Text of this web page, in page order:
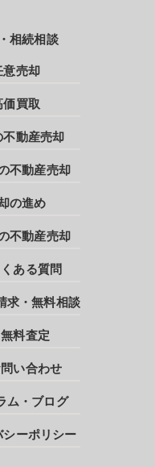
相続相談
意売却
価買取
不動産売却
不動産売却
の進め
不動産売却
ある質問
求・無料相談
無料査定
い合わせ
ム・ブログ
ーポリシー